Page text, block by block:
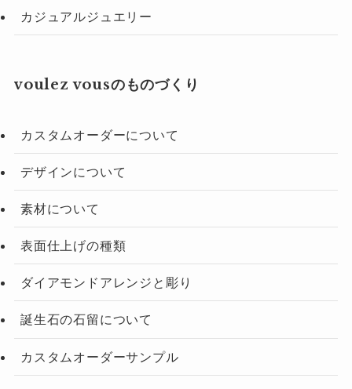
カジュアルジュエリー
voulez vousのものづくり
カスタムオーダーについて
デザインについて
素材について
表面仕上げの種類
ダイアモンドアレンジと彫り
誕生石の石留について
カスタムオーダーサンプル